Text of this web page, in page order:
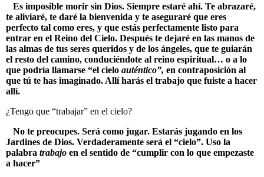
Es imposible morir sin Dios. Siempre estaré ahí. Te abrazaré,
te aliviaré, te daré la bienvenida y te aseguraré que eres
perfecto tal como eres, y que estás perfectamente listo para
entrar en el Reino del Cielo. Después te dejaré en las manos de
las almas de tus seres queridos y de los ángeles, que te guiarán
el resto del camino, conduciéndote al reino espiritual… o a lo
que podría llamarse “el cielo auténtico”, en contraposición al
que tú te has imaginado. Allí harás el trabajo que fuiste a hacer
allí.
¿Tengo que “trabajar” en el cielo?
No te preocupes. Será como jugar. Estarás jugando en los
Jardines de Dios. Verdaderamente será el “cielo”. Uso la
palabra trabajo en el sentido de “cumplir con lo que empezaste
a hacer”